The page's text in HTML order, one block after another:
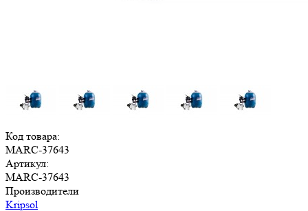
Код товара:
MARC-37643
Артикул:
MARC-37643
Производители
Kripsol